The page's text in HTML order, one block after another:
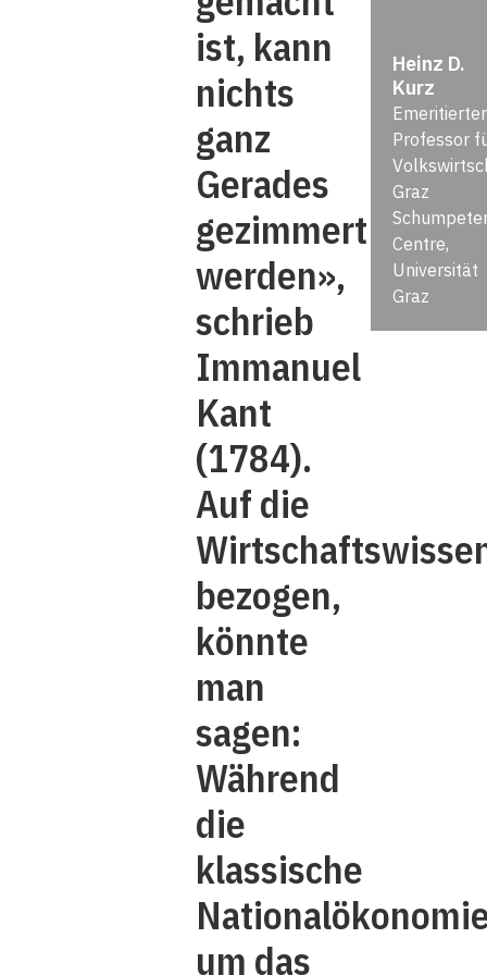
ist, kann
nichts
ganz
Gerades
gezimmert
werden»,
schrieb
Immanuel
Kant
(1784).
Auf die
bezogen,
könnte
man
sagen:
Während
die
klassische
um das
Heinz D.
Kurz
Emeritierter
Professor
Graz
Centre,
Universität
Graz